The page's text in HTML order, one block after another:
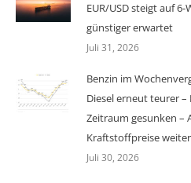
EUR/USD steigt auf
günstiger erwartet
Juli 31, 2026
Benzin im
Diesel erneut teurer
Zeitraum gesunken –
Kraftstoffpreise
Juli 30, 2026